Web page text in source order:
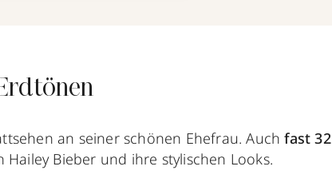
an seiner schönen Ehefrau. Auchfast 32
Hailey Bieber und ihre stylischen Looks.